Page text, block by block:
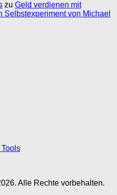
zu Geld verdienen mit
Selbstexperiment von Michael
Alle Rechte vorbehalten.